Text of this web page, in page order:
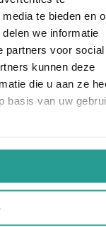
te bieden en
we informatie
partners voor social
kunnen deze
die u aan ze
basis van uw
ongedierte.
OP